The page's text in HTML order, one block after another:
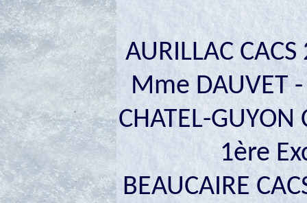
AURILLAC
Mme DAUVET
CHATEL-
1ère
BEAUCAIRE